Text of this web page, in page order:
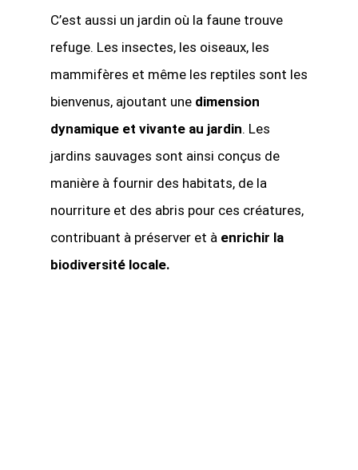
C’est aussi un jardin où la faune trouve
refuge. Les insectes, les oiseaux, les
mammifères et même les reptiles sont les
bienvenus, ajoutant une dimension
dynamique et vivante au jardin. Les
jardins sauvages sont ainsi conçus de
manière à fournir des habitats, de la
nourriture et des abris pour ces créatures,
contribuant à préserver et à enrichir la
biodiversité locale.